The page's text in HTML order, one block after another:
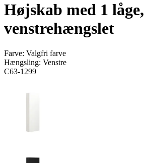
Højskab med 1 låge,
venstrehængslet
Farve: Valgfri farve
Hængsling: Venstre
C63-1299